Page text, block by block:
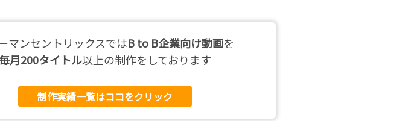
マンセントリックスではB to B企業向け動画を
月200タイトル以上の制作をしております
制作実績一覧はココをクリック